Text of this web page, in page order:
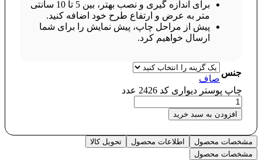
برای اندازه گیری و نصب بهتر، بین 5 تا 10 سانتی
متر به عرض و ارتفاع طرح خود اضافه کنید.
پیش از مراحل چاپ، پیش نمایش را برای شما
ارسال خواهیم کرد.
جنس
صاف
چاپ پوستر دیواری کد 2426 عدد
افزودن به سبد خرید
مشخصات محصول اطلاعات محصول
تحویل کالا
مشخصات محصول